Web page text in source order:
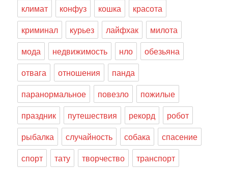
климат
конфуз кошка
красота
криминал
курьез лайфхак
милота
мода
недвижимость нло
обезьяна
отвага
отношения
панда
паранормальное
повезло
пожилые
праздник
путешествия рекорд
робот
рыбалка
случайность собака
спасение
спорт
тату творчество
транспорт